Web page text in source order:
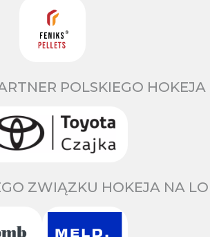
POLSKIEGO HOKEJA
ZWIĄZKU HOKEJA NA